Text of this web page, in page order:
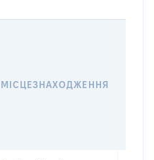
МІСЦЕЗНАХОДЖЕННЯ